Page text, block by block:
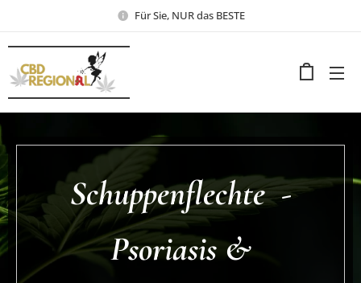
Für Sie, NUR das BESTE
Schuppenflechte -
Psoriasis &